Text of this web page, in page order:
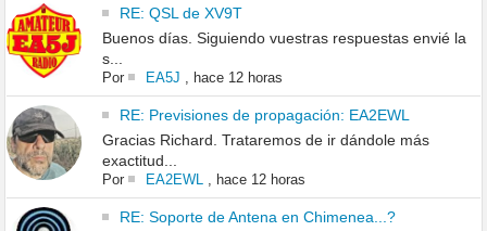
RE: QSL de XV9T
Buenos días. Siguiendo vuestras respuestas envié la
s...
Por EA5J hace 12 horas
RE: Previsiones de propagación: EA2EWL
Gracias Richard. Trataremos de ir dándole más
exactitud...
Por EA2EWL hace 12 horas
RE: Soporte de Antena en Chimenea...?